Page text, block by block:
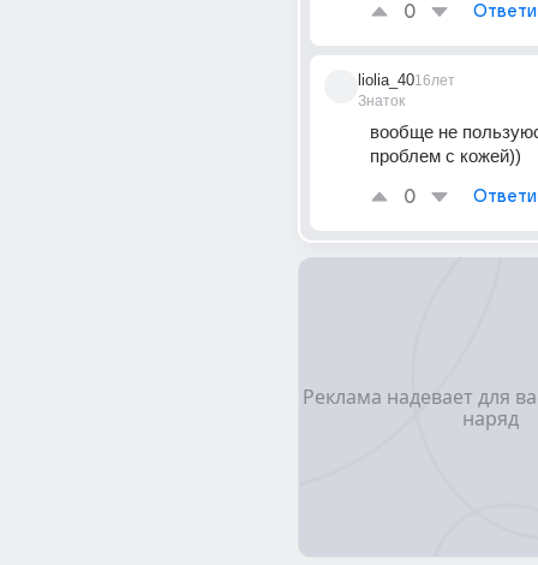
0
liolia_40
Знаток
16лет
вообще не
проблем с кожей))
0